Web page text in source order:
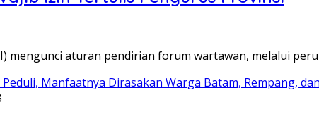
mengunci aturan pendirian forum wartawan, melalui